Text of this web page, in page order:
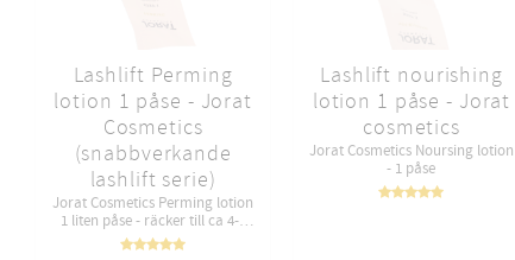
Lashlift Perming
lotion 1 påse - Jorat
Cosmetics
(snabbverkande
lashlift serie)
Jorat Cosmetics Perming lotion
1 liten påse - räcker till ca 4-6
kunder!
Lashlift nourishing
lotion 1 påse - Jorat
cosmetics
Jorat Cosmetics Noursing lotion
- 1 påse